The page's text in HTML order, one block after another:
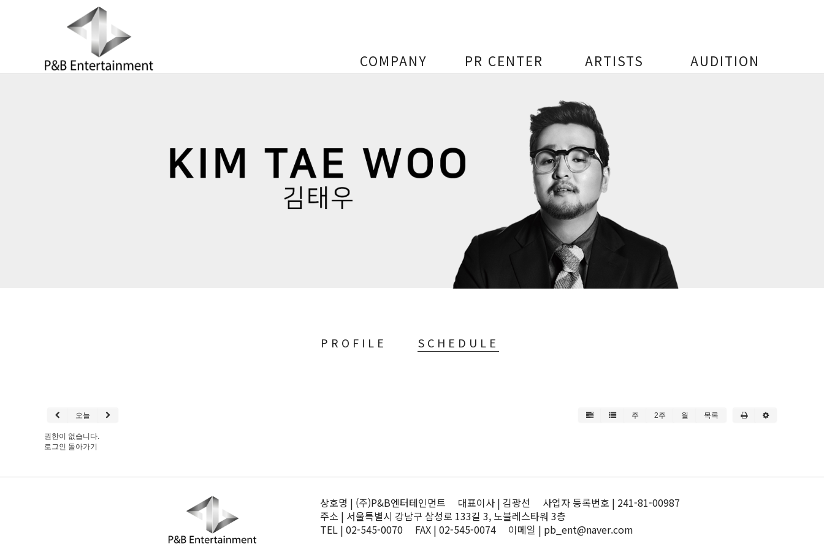
COMPANY PR CENTER ARTISTS AUDITION
PROFILE SCHEDULE
오늘 주 2주 월 목록
권한이 없습니다.
로그인 돌아가기
상호명 | (주)P&B엔터테인먼트 대표이사 | 김광선 사업자 등록번호 | 241-81-00987
주소 | 서울특별시 강남구 삼성로 133길 3, 노블레스타워 3층
TEL | 02-545-0070 FAX | 02-545-0074 이메일 | pb_ent@naver.com